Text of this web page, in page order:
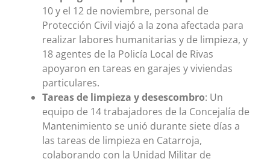
10 y el 12 de noviembre, personal de
Protección Civil viajó a la zona afectada para
realizar labores humanitarias y de limpieza, y
18 agentes de la Policía Local de Rivas
apoyaron en tareas en garajes y viviendas
particulares.
Tareas de limpieza y desescombro: Un
equipo de 14 trabajadores de la Concejalía de
Mantenimiento se unió durante siete días a
las tareas de limpieza en Catarroja,
colaborando con la Unidad Militar de